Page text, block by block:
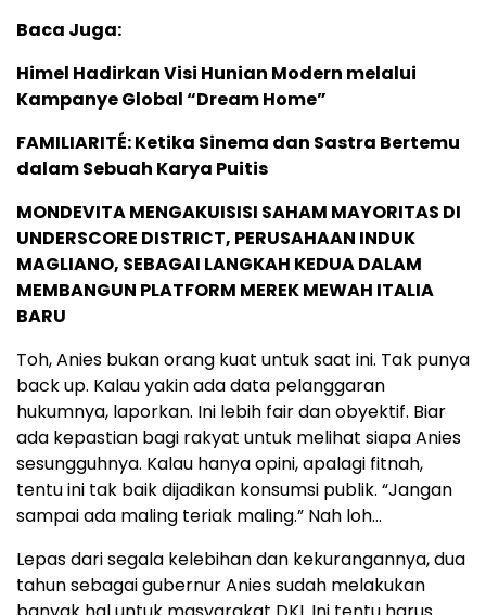
Baca Juga:
Himel Hadirkan Visi Hunian Modern melalui
Kampanye Global “Dream Home”
FAMILIARITÉ: Ketika Sinema dan Sastra Bertemu
dalam Sebuah Karya Puitis
MONDEVITA MENGAKUISISI SAHAM MAYORITAS DI
UNDERSCORE DISTRICT, PERUSAHAAN INDUK
MAGLIANO, SEBAGAI LANGKAH KEDUA DALAM
MEMBANGUN PLATFORM MEREK MEWAH ITALIA
BARU
Toh, Anies bukan orang kuat untuk saat ini. Tak punya
back up. Kalau yakin ada data pelanggaran
hukumnya, laporkan. Ini lebih fair dan obyektif. Biar
ada kepastian bagi rakyat untuk melihat siapa Anies
sesungguhnya. Kalau hanya opini, apalagi fitnah,
tentu ini tak baik dijadikan konsumsi publik. “Jangan
sampai ada maling teriak maling.” Nah loh…
Lepas dari segala kelebihan dan kekurangannya, dua
tahun sebagai gubernur Anies sudah melakukan